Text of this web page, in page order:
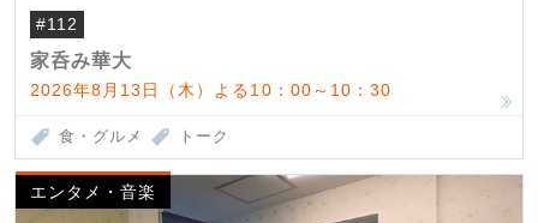
#112
家呑み華大
2026年8月13日（木）よる10：00～10：30
食・グルメ トーク
エンタメ・音楽